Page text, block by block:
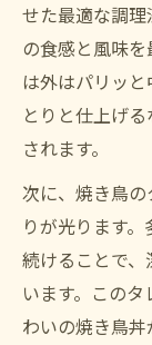
せた最適な調
の食感と風味
は外はパリッ
とりと仕上げ
されます。
次に、焼き鳥
りが光ります
続けることで
います。この
わいの焼き鳥